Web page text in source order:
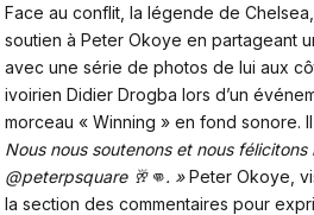
Face au conflit, la légende de
soutien à Peter Okoye en partageant
avec une série de photos de lui aux
ivoirien Didier Drogba lors d’un
morceau « Winning » en fond sonore.
Nous nous soutenons et nous félicitons
@peterpsquare 🥂👊. »Peter Okoye,
la section des commentaires pour